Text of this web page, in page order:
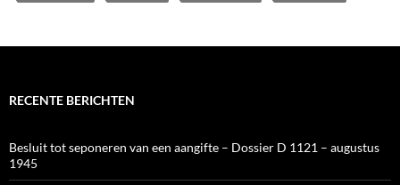
RECENTE BERICHTEN
Besluit tot seponeren van een aangifte – Dossier D 1121 – augustus
1945